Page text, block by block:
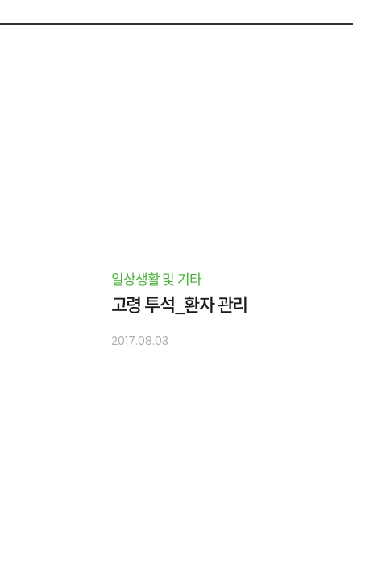
일상생활 및 기타
고령 투석_환자 관리
2017.08.03